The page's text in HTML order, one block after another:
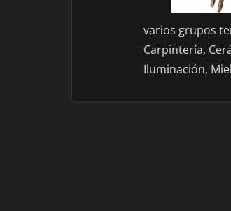
varios grupos
Carpintería,
Iluminación,